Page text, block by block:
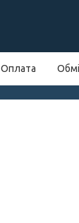
Оплата